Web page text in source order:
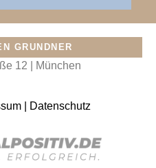
GRUNDNER
12 | München
Datenschutz